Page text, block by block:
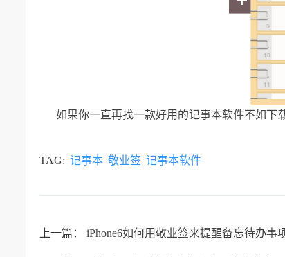
如果你一直再找一款好用的记事本软件不如下
TAG: 记事本 敬业签 记事本软件
上一篇： iPhone6如何用敬业签来提醒备忘待办事